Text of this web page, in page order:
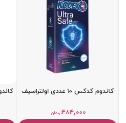
کاندوم کدکس 10 عددی اولتراسیف
تومان۴۸۴,۰۰۰